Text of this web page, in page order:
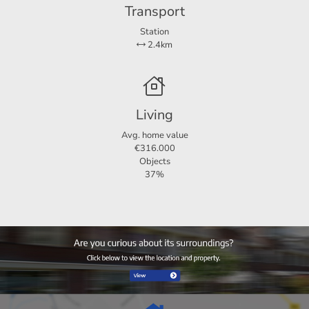
werkelijkheid hier van afwijken. Aan deze advertentie
kunnen dan ook geen rechten worden ontleend.
Transport
Station
2.4km
Living
Avg. home value
€316.000
Objects
37%